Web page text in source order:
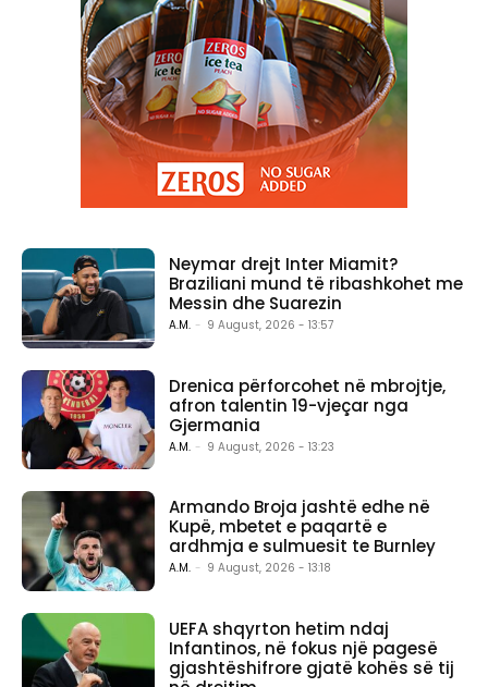
Neymar drejt Inter Miamit?
Braziliani mund të ribashkohet me
Messin dhe Suarezin
A.M. - 9 August, 2026 - 13:57
Drenica përforcohet në mbrojtje,
afron talentin 19-vjeçar nga
Gjermania
A.M. - 9 August, 2026 - 13:23
Armando Broja jashtë edhe në
Kupë, mbetet e paqartë e
ardhmja e sulmuesit te Burnley
A.M. - 9 August, 2026 - 13:18
UEFA shqyrton hetim ndaj
Infantinos, në fokus një pagesë
gjashtëshifrore gjatë kohës së tij